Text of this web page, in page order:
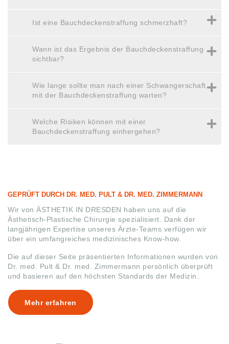
Ist eine Bauchdeckenstraffung schmerzhaft?
Wann ist das Ergebnis der Bauchdeckenstraffung
sichtbar?
Wie lange sollte man nach einer Schwangerschaft
mit der Bauchdeckenstraffung warten?
Welche Risiken können mit einer
Bauchdeckenstraffung einhergehen?
GEPRÜFT DURCH DR. MED. PULT & DR. MED. ZIMMERMANN
Wir von ÄSTHETIK IN DRESDEN haben uns auf die
Ästhetisch-Plastische Chirurgie spezialisiert. Dank der
langjährigen Expertise unseres Ärzte-Teams verfügen wir
über ein umfangreiches medizinisches Know-how.
Die auf dieser Seite präsentierten Informationen wurden von
Dr. med. Pult & Dr. med. Zimmermann persönlich überprüft
und basieren auf den höchsten Standards der Medizin.
Mehr erfahren